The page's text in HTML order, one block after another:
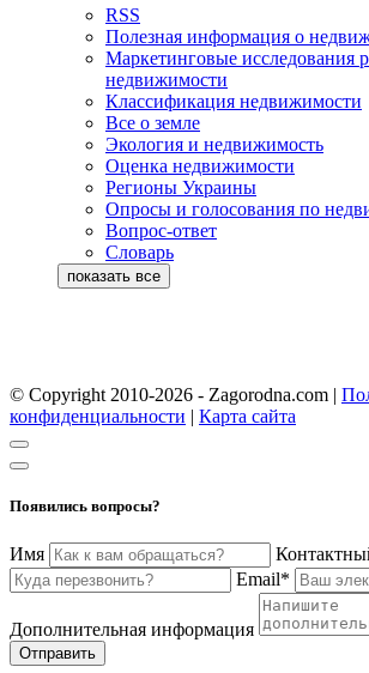
RSS
Полезная информация о
Маркетинговые исследования
недвижимости
Классификация недвижимости
Все о земле
Экология и недвижимость
Оценка недвижимости
Регионы Украины
Опросы и голосования по
Вопрос-ответ
Словарь
© Copyright 2010-2026 - Zagorodna.com |
конфиденциальности | Карта сайта
Появились вопросы?
Имя
Email*
Дополнительная информация
Отправить